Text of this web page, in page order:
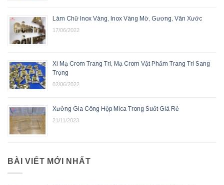
Làm Chữ Inox Vàng, Inox Vàng Mờ, Gương, Vân Xước
17/06/2022
Xi Mạ Crom Trang Trí, Mạ Crom Vật Phẩm Trang Trí Sang
Trọng
02/06/2022
Xưởng Gia Công Hộp Mica Trong Suốt Giá Rẻ
21/11/2023
BÀI VIẾT MỚI NHẤT